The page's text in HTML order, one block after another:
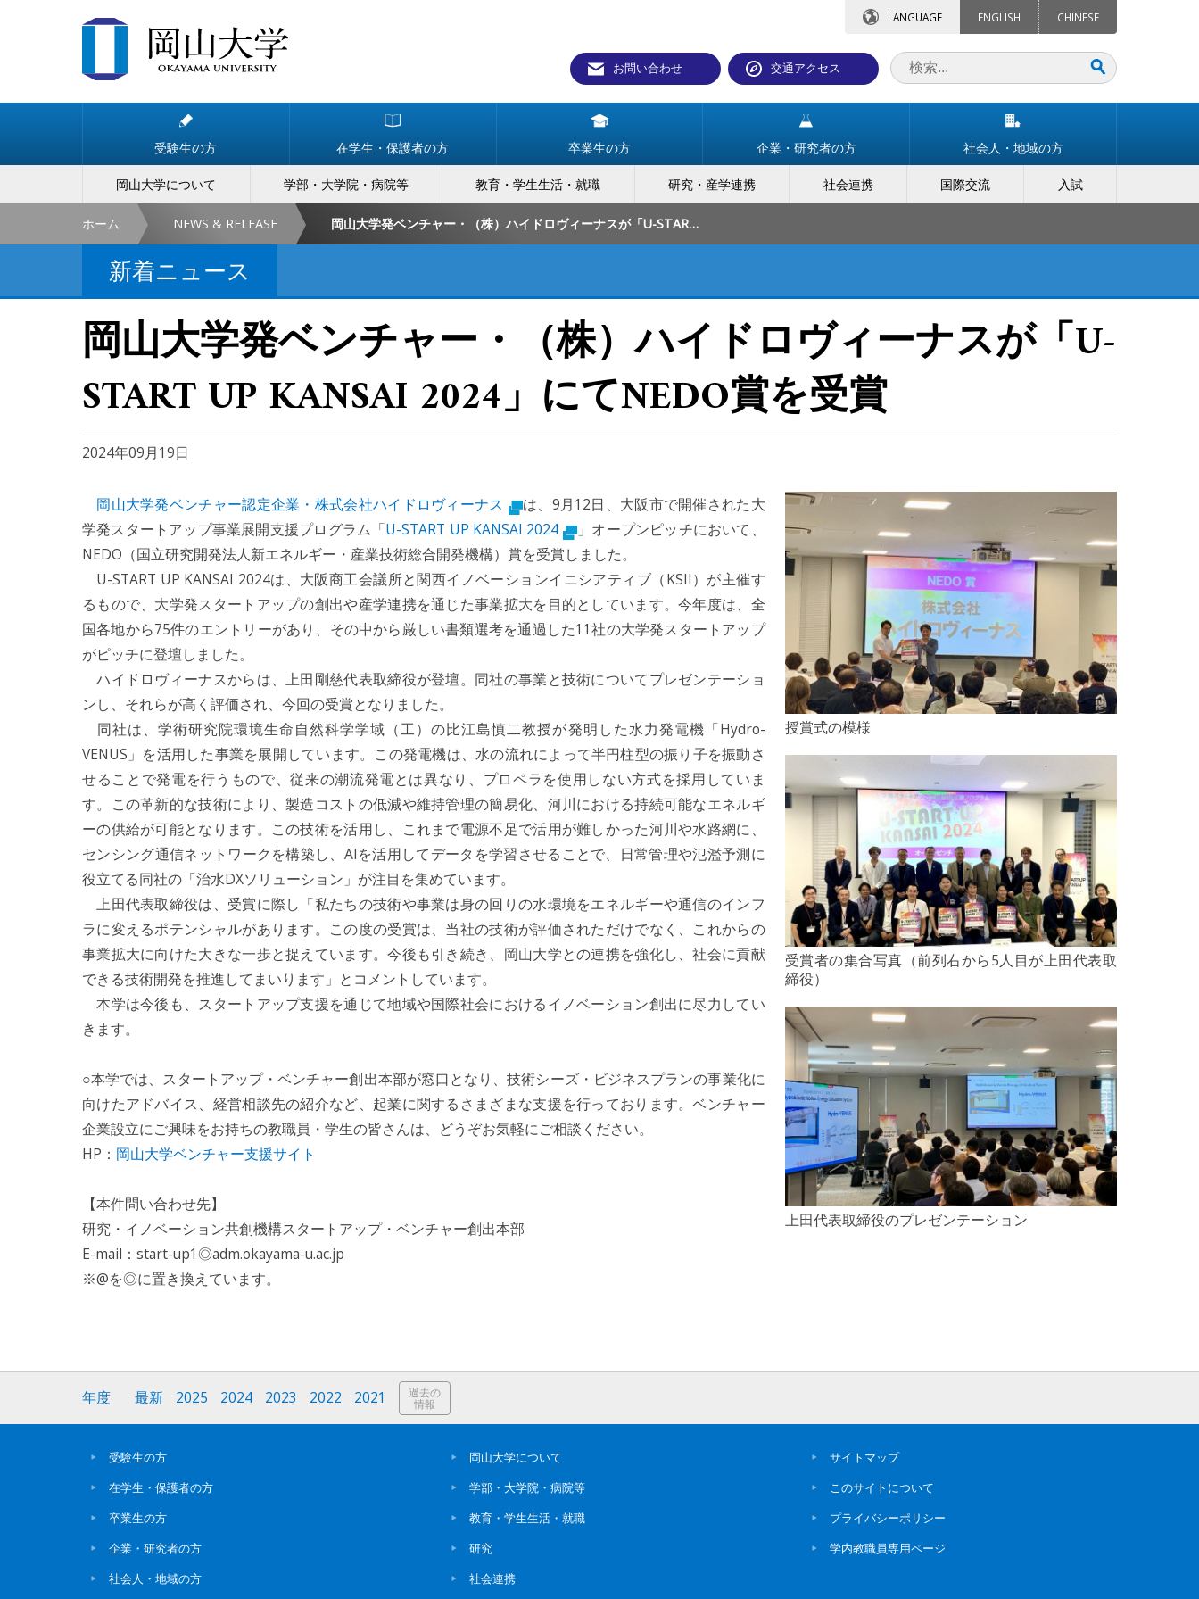
LANGUAGE ENGLISH CHINESE
お問い合わせ 交通アクセス
受験生の方 在学生・保護者の方 卒業生の方 企業・研究者の方 社会人・地域の方
岡山大学について 学部・大学院・病院等 教育・学生生活・就職 研究・産学連携 社会連携 国際交流 入試
ホーム NEWS & RELEASE 岡山大学発ベンチャー・（株）ハイドロヴィーナスが「U-START UP KANSAI 2024」にてNEDO賞を受賞
新着ニュース
岡山大学発ベンチャー・（株）ハイドロヴィーナスが「U-
START UP KANSAI 2024」にてNEDO賞を受賞
2024年09月19日
岡山大学発ベンチャー認定企業・株式会社ハイドロヴィーナス
は、9月12日、大阪市で開催された大
学発スタートアップ事業展開支援プログラム「U-START UP KANSAI 2024
」オープンピッチにおいて、
NEDO（国立研究開発法人新エネルギー・産業技術総合開発機構）賞を受賞しました。
U-START UP KANSAI 2024は、大阪商工会議所と関西イノベーションイニシアティブ（KSII）が主催す
るもので、大学発スタートアップの創出や産学連携を通じた事業拡大を目的としています。今年度は、全
国各地から75件のエントリーがあり、その中から厳しい書類選考を通過した11社の大学発スタートアップ
がピッチに登壇しました。
ハイドロヴィーナスからは、上田剛慈代表取締役が登壇。同社の事業と技術についてプレゼンテーショ
ンし、それらが高く評価され、今回の受賞となりました。
同社は、学術研究院環境生命自然科学学域（工）の比江島慎二教授が発明した水力発電機「Hydro-
VENUS」を活用した事業を展開しています。この発電機は、水の流れによって半円柱型の振り子を振動さ
せることで発電を行うもので、従来の潮流発電とは異なり、プロペラを使用しない方式を採用していま
す。この革新的な技術により、製造コストの低減や維持管理の簡易化、河川における持続可能なエネルギ
ーの供給が可能となります。この技術を活用し、これまで電源不足で活用が難しかった河川や水路網に、
センシング通信ネットワークを構築し、AIを活用してデータを学習させることで、日常管理や氾濫予測に
役立てる同社の「治水DXソリューション」が注目を集めています。
上田代表取締役は、受賞に際し「私たちの技術や事業は身の回りの水環境をエネルギーや通信のインフ
ラに変えるポテンシャルがあります。この度の受賞は、当社の技術が評価されただけでなく、これからの
事業拡大に向けた大きな一歩と捉えています。今後も引き続き、岡山大学との連携を強化し、社会に貢献
できる技術開発を推進してまいります」とコメントしています。
本学は今後も、スタートアップ支援を通じて地域や国際社会におけるイノベーション創出に尽力してい
きます。
○本学では、スタートアップ・ベンチャー創出本部が窓口となり、技術シーズ・ビジネスプランの事業化に
向けたアドバイス、経営相談先の紹介など、起業に関するさまざまな支援を行っております。ベンチャー
企業設立にご興味をお持ちの教職員・学生の皆さんは、どうぞお気軽にご相談ください。
HP： 岡山大学ベンチャー支援サイト
【本件問い合わせ先】
研究・イノベーション共創機構スタートアップ・ベンチャー創出本部
E-mail：start-up1◎adm.okayama-u.ac.jp
※@を◎に置き換えています。
授賞式の模様
受賞者の集合写真（前列右から5人目が上田代表取
締役）
上田代表取締役のプレゼンテーション
年度 最新 2025 2024 2023 2022 2021 過去の
情報
受験生の方
在学生・保護者の方
卒業生の方
企業・研究者の方
社会人・地域の方
岡山大学について
学部・大学院・病院等
教育・学生生活・就職
研究
社会連携
サイトマップ
このサイトについて
プライバシーポリシー
学内教職員専用ページ